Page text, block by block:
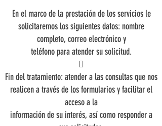
En el marco de la prestación de los servicios le
solicitaremos los siguientes datos: nombre
completo, correo electrónico y
teléfono para atender su solicitud.

Fin del tratamiento: atender a las consultas que nos
realicen a través de los formularios y facilitar el
acceso a la
información de su interés, así como responder a